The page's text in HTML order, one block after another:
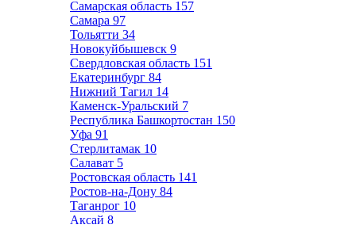
Самарская область 157
Самара 97
Тольятти 34
Новокуйбышевск 9
Свердловская область 151
Екатеринбург 84
Нижний Тагил 14
Каменск-Уральский 7
Республика Башкортостан 150
Уфа 91
Стерлитамак 10
Салават 5
Ростовская область 141
Ростов-на-Дону 84
Таганрог 10
Аксай 8